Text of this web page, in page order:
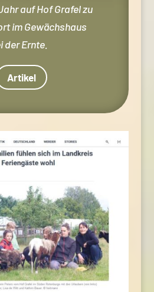
auf Hof Grafel zu
im Gewächshaus
der Ernte.
Artikel